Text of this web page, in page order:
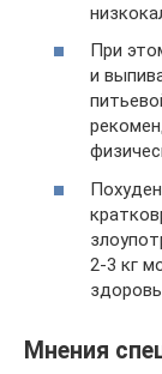
При
и
2-3 кг
Мнения